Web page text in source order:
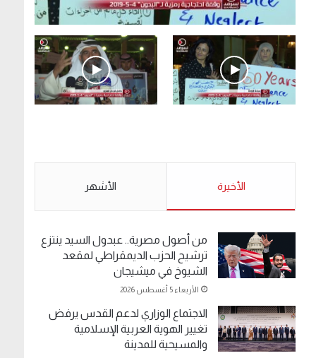
.وقفة احتجاجية رمزية لـ”#البدون” في ساحة الإرادة
الأحد 5 مايو 2019
مخدرات يعني ولا خمر؟!.
الأخيرة الأشهر
من أصول مصرية.. عبدول السيد ينتزع
ترشيح الحزب الديمقراطي لمقعد
الشيوخ في ميشيجان
الأربعاء 5 أغسطس 2026
الاجتماع الوزاري لدعم القدس يرفض
تغيير الهوية العربية الإسلامية
والمسيحية للمدينة